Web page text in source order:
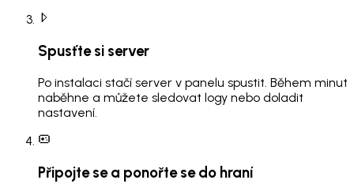
Spusťte si server
Po instalaci stačí server v panelu spustit. Během minut
naběhne a můžete sledovat logy nebo doladit
nastavení.
Připojte se a ponořte se do hraní